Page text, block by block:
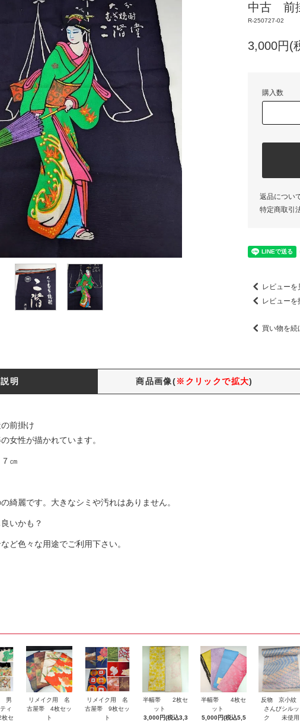
中古 前
R-250727-02
3,000円(
購入数
返品につい
特定商取引
レビューを
レビューを
買い物を続
明 商品画像(※クリックで拡大)
前掛け
女性が描かれています。
㎝
綺麗です。大きなシミや汚れはありません。
いかも？
ど色々な用途でご利用下さい。
男
ィ
セ
リメイク用 名
古屋帯 4枚セッ
ト
リメイク用 名
古屋帯 9枚セッ
ト
半幅帯 2枚セ
ット
3,000円(税込3,3
半幅帯 4枚セ
ット
5,000円(税込5,5
反物 京小紋
さんびシルッ
ク 未使用